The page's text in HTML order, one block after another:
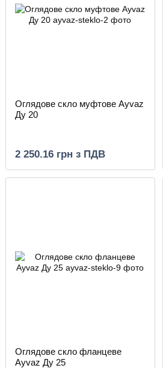
Оглядове скло муфтове Ayvaz
Ду 20
2 250.16 грн з ПДВ
Оглядове скло фланцеве
Ayvaz Ду 25